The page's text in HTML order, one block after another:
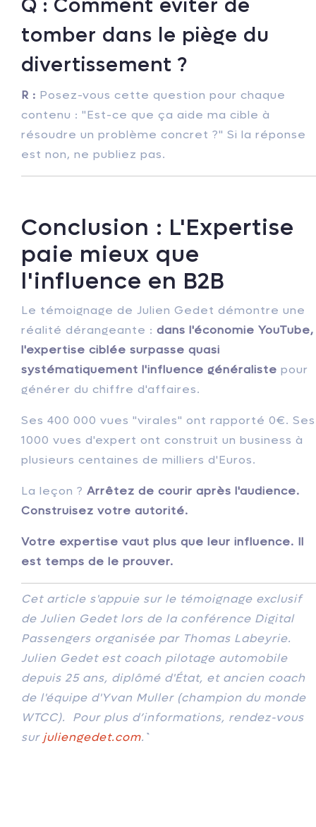
Q : Comment éviter de
tomber dans le piège du
divertissement ?
R : Posez-vous cette question pour chaque
contenu : "Est-ce que ça aide ma cible à
résoudre un problème concret ?" Si la réponse
est non, ne publiez pas.
Conclusion : L'Expertise
paie mieux que
l'influence en B2B
Le témoignage de Julien Gedet démontre une
réalité dérangeante : dans l'économie YouTube,
l'expertise ciblée surpasse quasi
systématiquement l'influence généraliste pour
générer du chiffre d'affaires.
Ses 400 000 vues "virales" ont rapporté 0€. Ses
1000 vues d'expert ont construit un business à
plusieurs centaines de milliers d'Euros.
La leçon ? Arrêtez de courir après l'audience.
Construisez votre autorité.
Votre expertise vaut plus que leur influence. Il
est temps de le prouver.
Cet article s'appuie sur le témoignage exclusif
de Julien Gedet lors de la conférence Digital
Passengers organisée par Thomas Labeyrie.
Julien Gedet est coach pilotage automobile
depuis 25 ans, diplômé d'État, et ancien coach
de l'équipe d'Yvan Muller (champion du monde
WTCC). Pour plus d’informations, rendez-vous
sur juliengedet.com.``